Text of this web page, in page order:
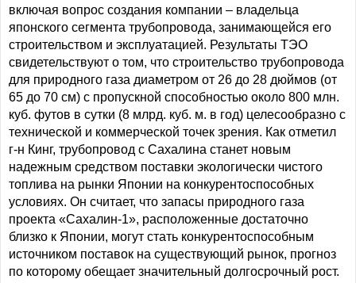
включая вопрос создания компании – владельца
японского сегмента трубопровода, занимающейся его
строительством и эксплуатацией. Результаты ТЭО
свидетельствуют о том, что строительство трубопровода
для природного газа диаметром от 26 до 28 дюймов (от
65 до 70 см) с пропускной способностью около 800 млн.
куб. футов в сутки (8 млрд. куб. м. в год) целесообразно с
технической и коммерческой точек зрения. Как отметил
г-н Кинг, трубопровод с Сахалина станет новым
надежным средством поставки экологически чистого
топлива на рынки Японии на конкурентоспособных
условиях. Он считает, что запасы природного газа
проекта «Сахалин-1», расположенные достаточно
близко к Японии, могут стать конкурентоспособным
источником поставок на существующий рынок, прогноз
по которому обещает значительный долгосрочный рост.